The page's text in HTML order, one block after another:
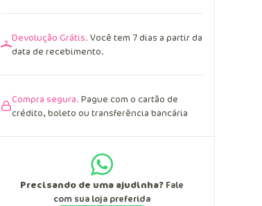
Devolução Grátis. Você tem 7 dias a partir da
data de recebimento.
Compra segura. Pague com o cartão de
crédito, boleto ou transferência bancária
Precisando de uma ajudinha? Fale
com sua loja preferida